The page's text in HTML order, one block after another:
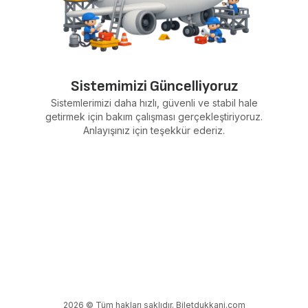
Sistemimizi Güncelliyoruz
Sistemlerimizi daha hızlı, güvenli ve stabil hale
getirmek için bakım çalışması gerçekleştiriyoruz.
Anlayışınız için teşekkür ederiz.
2026 © Tüm hakları saklıdır. Biletdukkani.com